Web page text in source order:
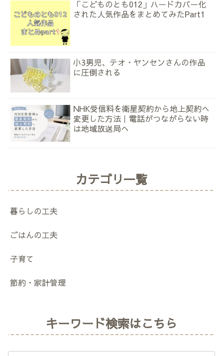
「こどものとも012」ハードカバー化
された人気作品をまとめてみたPart1
小3男児、テオ・ヤンセンさんの作品
に圧倒される
NHK受信料を衛星契約から地上契約へ
変更した方法｜電話がつながらない時
は地域放送局へ
カテゴリ一覧
暮らしの工夫
ごはんの工夫
子育て
節約・家計管理
キーワード検索はこちら